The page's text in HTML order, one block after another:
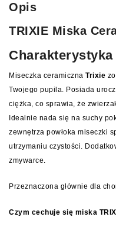
Opis
TRIXIE Miska
Miseczka ceramiczna Trixie
Twojego pupila. Posiada
ciężka, co sprawia, że
Idealnie nada się na suchy
zewnętrza powłoka miseczki
utrzymaniu czystości.
zmywarce.
Przeznaczona głównie dla
Czym cechuje się miska